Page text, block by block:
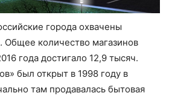
города охвачены
Общее количество магазинов
года достигало 12,9 тысяч.
был открыт в 1998 году в
там продавалась бытовая